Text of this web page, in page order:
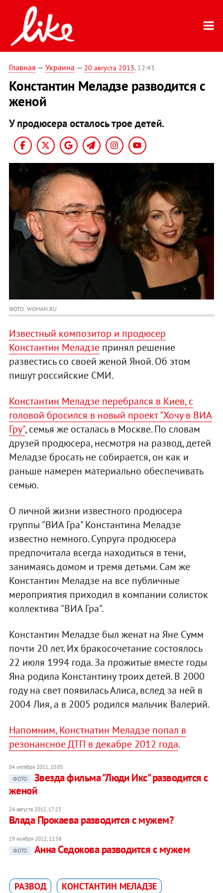
Главная — Украина — 20 августа 2013, 12:43
Константин Меладзе разводится с
женой
У продюсера осталось трое детей.
ФОТО: WOMAN.RU
Известный композитор и продюсер
Константин Меладзепринял решение
развестись со своей женой Яной. Об этом
пишут российские СМИ.
Константин Меладзе перебрался в Киев, с
головой бросился в новый проект "Хочу в ВИА
Гру", семья же осталась в Москве. По словам
друзей продюсера, несмотря на развод, детей
Меладзе бросать не собирается, он как и
раньше намерен материально обеспечивать
семью.
О личной жизни известного продюсера
группы "ВИА Гра" Константина Меладзе
известно немного. Супруга продюсера
предпочитала всегда находиться в тени,
занимаясь домом и тремя детьми. Сам же
Константин Меладзе на все публичные
мероприятия приходил в компании солисток
коллектива "ВИА Гра".
Константин Меладзе был женат на Яне Сумм
почти 20 лет. Их бракосочетание состоялось
22 июля 1994 года. За прожитые вместе годы
Яна родила Константину троих детей. В 2000
году на свет появилась Алиса, вслед за ней в
2004 Лия, а в 2005 родился мальчик Валерий.
Напомним, Констнатин Меладзе попал в
резонансное ДТП в декабре 2012 года.
04 октября 2011, 10:05
ФОТО
Звезда фильма "Люди Икс" разводится с
женой
24 августа 2012, 17:23
Влада Прокаева разводится с мужем?
19 ноября 2012, 11:58
ФОТО
Анна Седокова разводится с мужем
РАЗВОД КОНСТАНТИН МЕЛАДЗЕ